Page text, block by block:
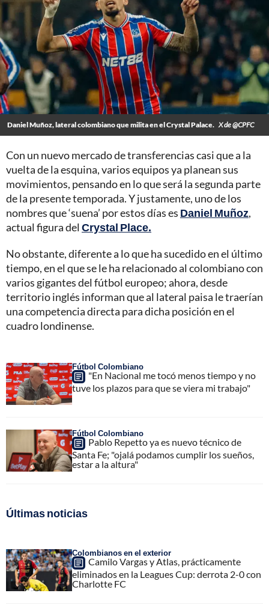
Daniel Muñoz, lateral colombiano que milita en el Crystal Palace. X de @CPFC
Con un nuevo mercado de transferencias casi que a la
vuelta de la esquina, varios equipos ya planean sus
movimientos, pensando en lo que será la segunda parte
de la presente temporada. Y justamente, uno de los
nombres que ‘suena’ por estos días es Daniel Muñoz,
actual figura del Crystal Place.
No obstante, diferente a lo que ha sucedido en el último
tiempo, en el que se le ha relacionado al colombiano con
varios gigantes del fútbol europeo; ahora, desde
territorio inglés informan que al lateral paisa le traerían
una competencia directa para dicha posición en el
cuadro londinense.
Fútbol Colombiano
"En Nacional me tocó menos tiempo y no
tuve los plazos para que se viera mi trabajo"
Fútbol Colombiano
Pablo Repetto ya es nuevo técnico de
Santa Fe; "ojalá podamos cumplir los sueños,
estar a la altura"
Últimas noticias
Colombianos en el exterior
Camilo Vargas y Atlas, prácticamente
eliminados en la Leagues Cup: derrota 2-0 con
Charlotte FC